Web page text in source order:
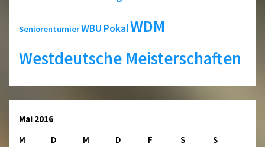
SeniorenturnierWBU PokalWDM
Westdeutsche Meisterschaften
Mai 2016
M
D M D F S
S